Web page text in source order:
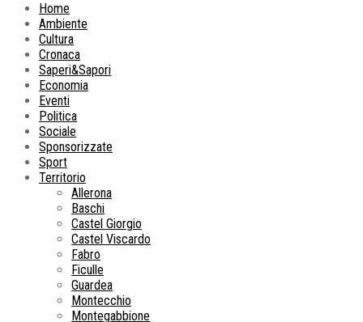
Home
Ambiente
Cultura
Cronaca
Saperi&Sapori
Economia
Eventi
Politica
Sociale
Sponsorizzate
Sport
Territorio
Allerona
Baschi
Castel Giorgio
Castel Viscardo
Fabro
Ficulle
Guardea
Montecchio
Montegabbione